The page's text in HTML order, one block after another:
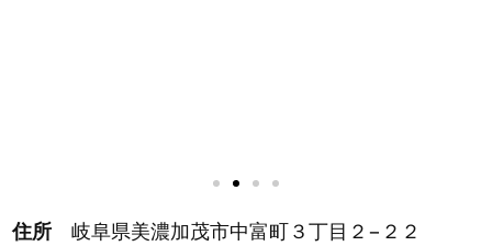
住所 岐阜県美濃加茂市中富町３丁目２−２２